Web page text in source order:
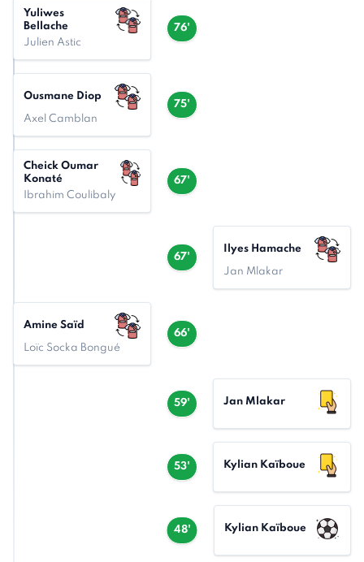
76'
Yuliwes
Bellache
Julien Astic
75'
Ousmane Diop
Axel Camblan
67'
Cheick Oumar
Konaté
Ibrahim Coulibaly
67'
Ilyes Hamache
Jan Mlakar
66'
Amine Saïd
Loïc Socka Bongué
59' Jan Mlakar
53' Kylian Kaïboue
48' Kylian Kaïboue